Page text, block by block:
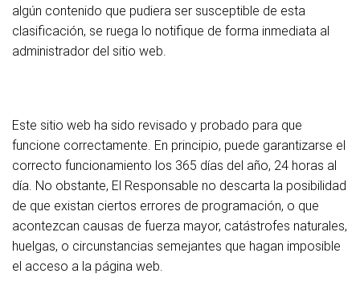
algún contenido que pudiera ser susceptible de esta
clasificación, se ruega lo notifique de forma inmediata al
administrador del sitio web.
Este sitio web ha sido revisado y probado para que
funcione correctamente. En principio, puede garantizarse el
correcto funcionamiento los 365 días del año, 24 horas al
día. No obstante, El Responsable no descarta la posibilidad
de que existan ciertos errores de programación, o que
acontezcan causas de fuerza mayor, catástrofes naturales,
huelgas, o circunstancias semejantes que hagan imposible
el acceso a la página web.